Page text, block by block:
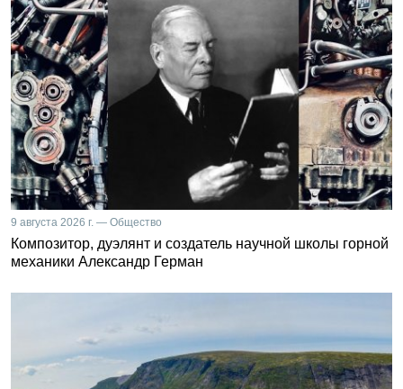
9 августа 2026 г. — Общество
Композитор, дуэлянт и создатель научной школы горной
механики Александр Герман